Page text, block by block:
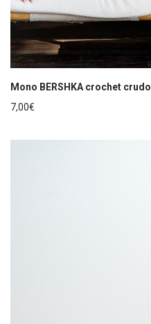
Mono BERSHKA crochet crudo
7,00€